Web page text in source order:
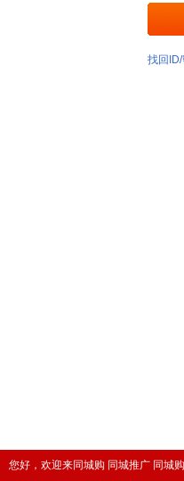
您好，欢迎来同城购 同城推广 同城
找回